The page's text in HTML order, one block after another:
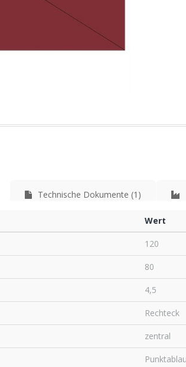
Technische Dokumente (1)
Wert
120
80
4,5
Rechteck
zentral